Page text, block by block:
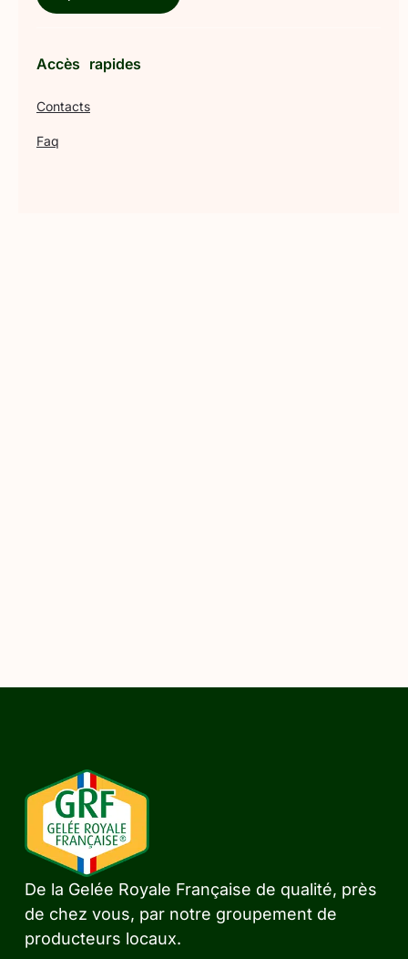
Accès rapides
Contacts
Faq
De la Gelée Royale Française de qualité, près
de chez vous, par notre groupement de
producteurs locaux.